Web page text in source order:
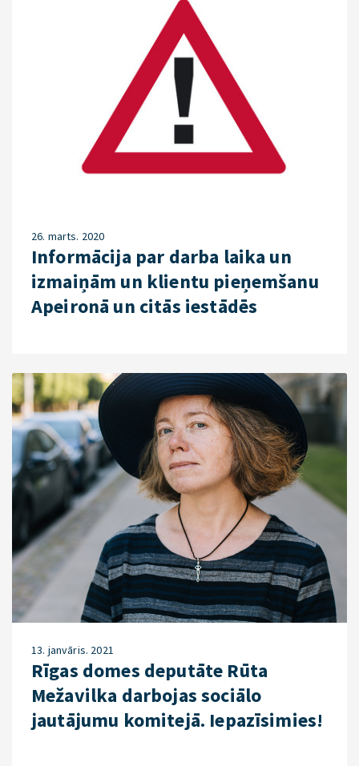
26. marts. 2020
Informācija par darba laika un
izmaiņām un klientu pieņemšanu
Apeironā un citās iestādēs
13. janvāris. 2021
Rīgas domes deputāte Rūta
Mežavilka darbojas sociālo
jautājumu komitejā. Iepazīsimies!